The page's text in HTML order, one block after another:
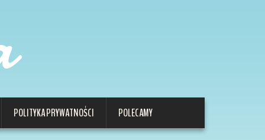
POLITYKA PRYWATNOŚCI POLECAMY